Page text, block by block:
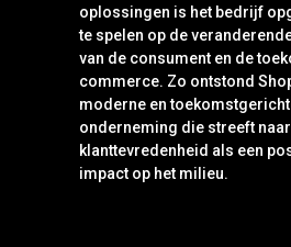
oplossingen is het bedrijf
te spelen op de
van de consument en de
commerce. Zo ontstond
moderne en
onderneming die streeft naar
klanttevredenheid als een
impact op het milieu.